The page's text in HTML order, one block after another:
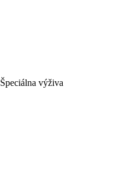
Špeciálna výživa